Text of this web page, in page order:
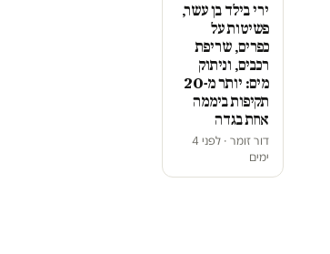
ירי בילד בן עשר,
פשיטות על
כפרים, שריפת
רכבים, וניתוק
מים: יותר מ-20
תקיפות ביממה
אחת בגדה
דור זומר · לפני 4
ימים